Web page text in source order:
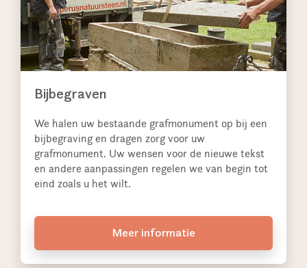
Bijbegraven
We halen uw bestaande grafmonument op bij een
bijbegraving en dragen zorg voor uw
grafmonument. Uw wensen voor de nieuwe tekst
en andere aanpassingen regelen we van begin tot
eind zoals u het wilt.
Meer informatie